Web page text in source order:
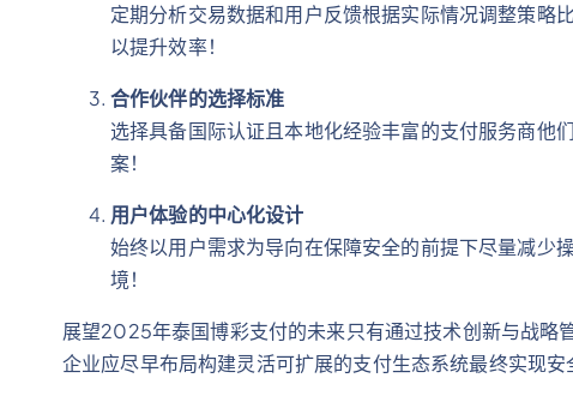
定期分析交易数据和用户反馈根据实际情况调整策略
以提升效率！
合作伙伴的选择标准
选择具备国际认证且本地化经验丰富的支付服务商他
案！
用户体验的中心化设计
始终以用户需求为导向在保障安全的前提下尽量减少
境！
展望2025年泰国博彩支付的未来只有通过技术创新与战略
企业应尽早布局构建灵活可扩展的支付生态系统最终实现安